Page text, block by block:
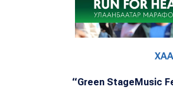
“Green StageMusic